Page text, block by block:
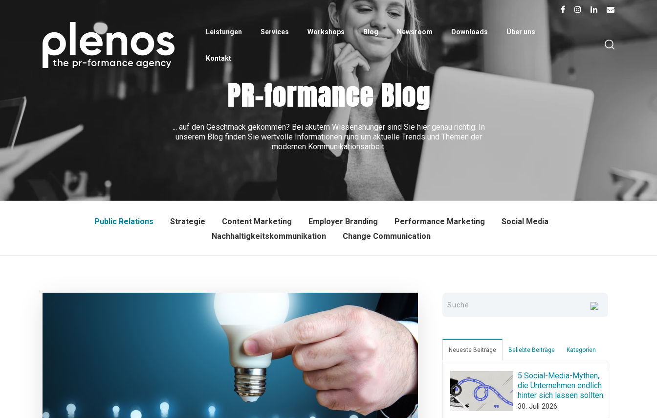
Leistungen Services Workshops Blog Newsroom Downloads Über uns
Kontakt
PR-formance Blog
... auf den Geschmack gekommen? Bei akutem Wissenshunger sind Sie hier genau richtig: In
unserem Blog finden Sie wertvolle Informationen rund um aktuelle Trends und Themen der
modernen Kommunikationsarbeit.
Public Relations Strategie Content Marketing Employer Branding Performance Marketing
Social Media
Nachhaltigkeitskommunikation
Change Communication
Neueste Beiträge Beliebte Beiträge Kategorien
5 Social-Media-Mythen,
die Unternehmen endlich
hinter sich lassen sollten
30. Juli 2026